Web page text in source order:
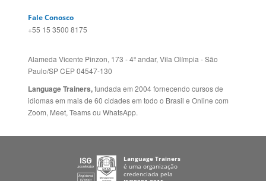
+55 15 3500 8175
Alameda Vicente Pinzon, 173 - 4º andar, Vila Olímpia - São
Paulo/SP CEP 04547-130
Language Trainers,fundada em 2004 fornecendo cursos de